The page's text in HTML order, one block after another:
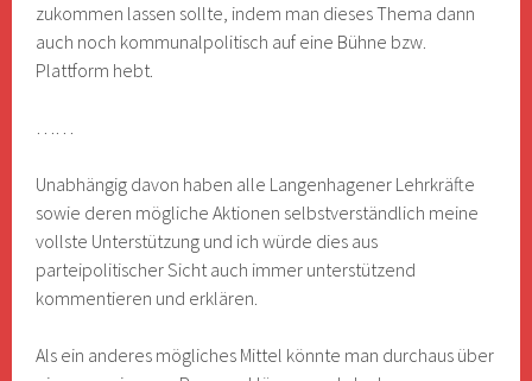
zukommen lassen sollte, indem man dieses Thema dann
auch noch kommunalpolitisch auf eine Bühne bzw.
Plattform hebt.
……
Unabhängig davon haben alle Langenhagener Lehrkräfte
sowie deren mögliche Aktionen selbstverständlich meine
vollste Unterstützung und ich würde dies aus
parteipolitischer Sicht auch immer unterstützend
kommentieren und erklären.
Als ein anderes mögliches Mittel könnte man durchaus über